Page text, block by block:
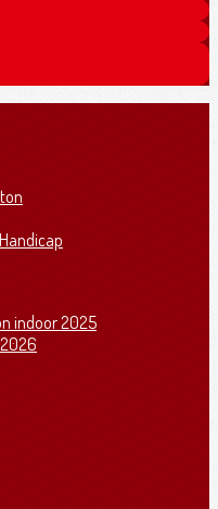
indoor 2025